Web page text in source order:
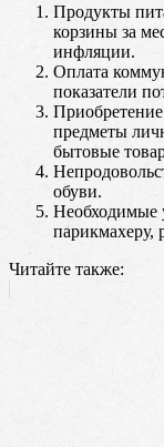
Продукты
корзины за
инфляции.
Оплата
показатели
предметы
бытовые
обуви.
Необходимые
парикмахеру,
Читайте также: